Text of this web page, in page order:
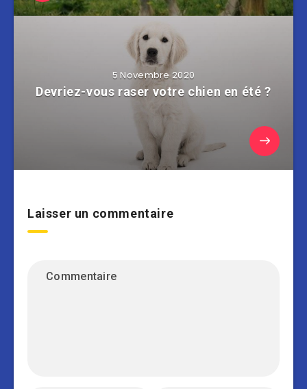
5 Novembre 2020
Devriez-vous raser votre chien en été ?
Laisser un commentaire